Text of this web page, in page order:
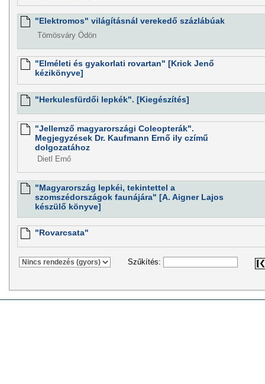
"Elektromos" világításnál verekedő százlábúak
Tömösváry Ödön
"Elméleti és gyakorlati rovartan" [Krick Jenő
kézikönyve]
"Herkulesfürdői lepkék". [Kiegészítés]
"Jellemző magyarországi Coleopterák".
Megjegyzések Dr. Kaufmann Ernő ily czímű
dolgozatához
Dietl Ernő
"Magyarország lepkéi, tekintettel a
szomszédországok faunájára" [A. Aigner Lajos
készülő könyve]
"Rovarcsata"
Szűkítés: